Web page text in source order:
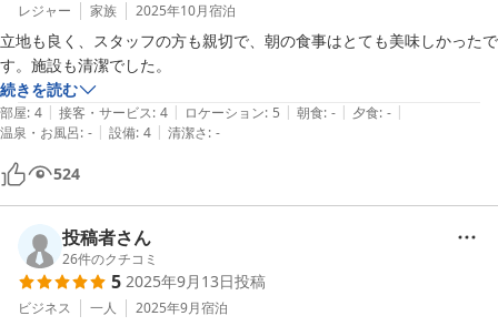
レジャー 家族 2025年10月宿泊
立地も良く、スタッフの方も親切で、朝の食事はとても美味しかったで
す。施設も清潔でした。
続きを読む
部屋: 4 | 接客・サービス: 4 | ロケーション: 5 | 朝食: - | 夕食: - |
温泉・お風呂: - | 設備: 4 | 清潔さ: -
524
投稿者さん
26件のクチコミ
5 2025年9月13日投稿
ビジネス 一人 2025年9月宿泊